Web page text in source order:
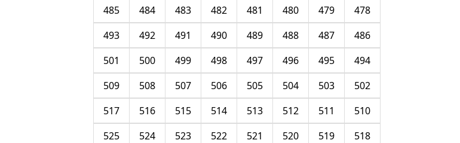
478
479
480
481
482
483
484
485
486
487
488
489
490
491
492
493
494
495
496
497
498
499
500
501
502
503
504
505
506
507
508
509
510
511
512
513
514
515
516
517
518
519
520
521
522
523
524
525